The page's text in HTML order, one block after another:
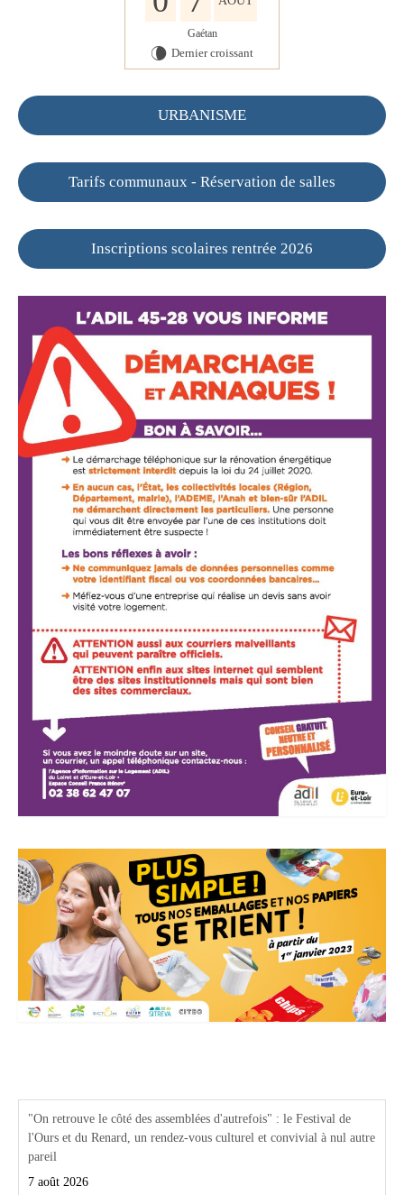
Gaétan
V Dernier croissant
URBANISME
Tarifs communaux - Réservation de salles
Inscriptions scolaires rentrée 2026
"On retrouve le côté des assemblées d'autrefois" : le Festival de
l'Ours et du Renard, un rendez-vous culturel et convivial à nul autre
pareil
7 août 2026